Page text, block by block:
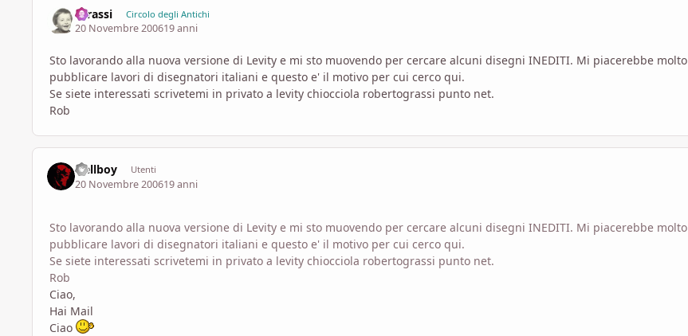
rgrassi Circolo degli Antichi
20 Novembre 200619 anni
Sto lavorando alla nuova versione di Levity e mi sto muovendo per cercare alcuni disegni INEDITI. Mi piacerebbe molto
pubblicare lavori di disegnatori italiani e questo e' il motivo per cui cerco qui.
Se siete interessati scrivetemi in privato a levity chiocciola robertograssi punto net.
Rob
Hellboy Utenti
20 Novembre 200619 anni
Sto lavorando alla nuova versione di Levity e mi sto muovendo per cercare alcuni disegni INEDITI. Mi piacerebbe molto
pubblicare lavori di disegnatori italiani e questo e' il motivo per cui cerco qui.
Se siete interessati scrivetemi in privato a levity chiocciola robertograssi punto net.
Rob
Ciao,
Hai Mail
Ciao